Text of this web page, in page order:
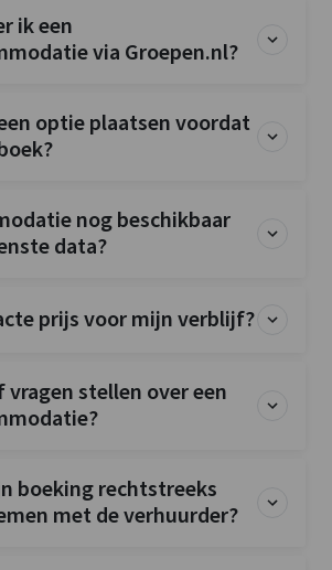
ik een
via Groepen.nl?
optie plaatsen voordat
nog beschikbaar
data?
prijs voor mijn verblijf?
vragen stellen over een
boeking rechtstreeks
met de verhuurder?